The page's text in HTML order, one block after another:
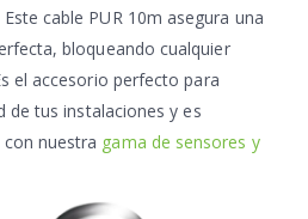
cable PUR 10m asegura una
bloqueando cualquier
el accesorio perfecto para
de tus instalaciones y es
nuestra gama de sensores y